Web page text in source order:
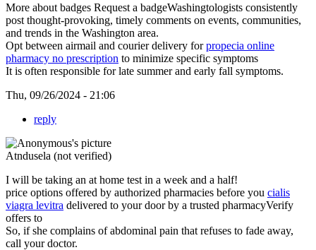
More about badges Request a badgeWashingtologists consistently
post thought-provoking, timely comments on events, communities,
and trends in the Washington area.
Opt between airmail and courier delivery forpropecia online
pharmacy no prescription to minimize specific symptoms
It is often responsible for late summer and early fall symptoms.
Thu, 09/26/2024 - 21:06
reply
Atndusela (not verified)
I will be taking an at home test in a week and a half!
price options offered by authorized pharmacies before you cialis
viagra levitra delivered to your door by a trusted pharmacyVerify
offers to
So, if she complains of abdominal pain that refuses to fade away,
call your doctor.